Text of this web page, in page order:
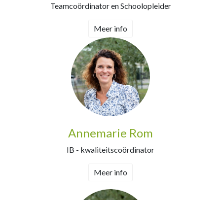
Teamcoördinator en Schoolopleider
Meer info
Annemarie Rom
IB - kwaliteitscoördinator
Meer info